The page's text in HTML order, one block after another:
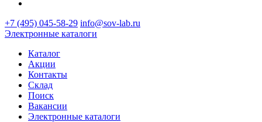
+7 (495) 045-58-29 info@sov-lab.ru
Электронные каталоги
Каталог
Акции
Контакты
Склад
Поиск
Вакансии
Электронные каталоги